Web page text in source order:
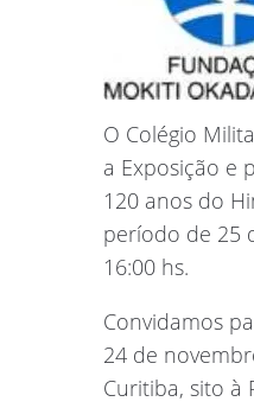
O Colégio
a Exposição e
120 anos do
período de 25
16:00 hs.
Convidamos
24 de
Curitiba, sito à